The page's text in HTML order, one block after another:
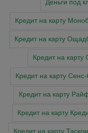
Деньги под
Кредит на карту
Кредит на карту
Кредит на карту
Кредит на карту Сенс-
Кредит на карту
Кредит на карту
Кредит на карту